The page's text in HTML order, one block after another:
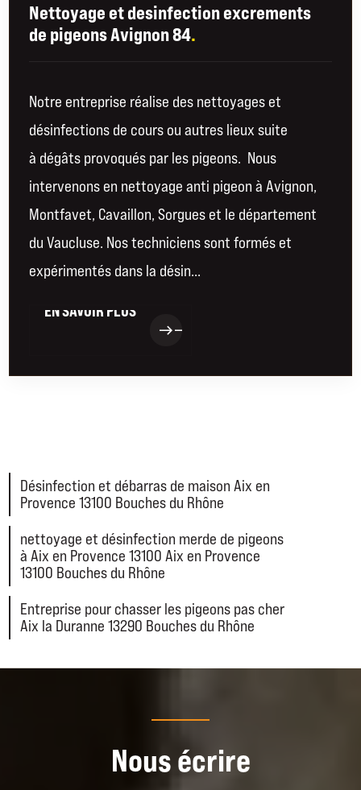
Nettoyage et desinfection excrements
de pigeons Avignon 84.
Notre entreprise réalise des nettoyages et
désinfections de cours ou autres lieux suite
à dégâts provoqués par les pigeons. Nous
intervenons en nettoyage anti pigeon à Avignon,
Montfavet, Cavaillon, Sorgues et le département
du Vaucluse. Nos techniciens sont formés et
expérimentés dans la désin...
EN SAVOIR PLUS
easteast
Désinfection et débarras de maison Aix en
Provence 13100 Bouches du Rhône
nettoyage et désinfection merde de pigeons
à Aix en Provence 13100 Aix en Provence
13100 Bouches du Rhône
Entreprise pour chasser les pigeons pas cher
Aix la Duranne 13290 Bouches du Rhône
Nous écrire
CONTACTEZ-NOUS